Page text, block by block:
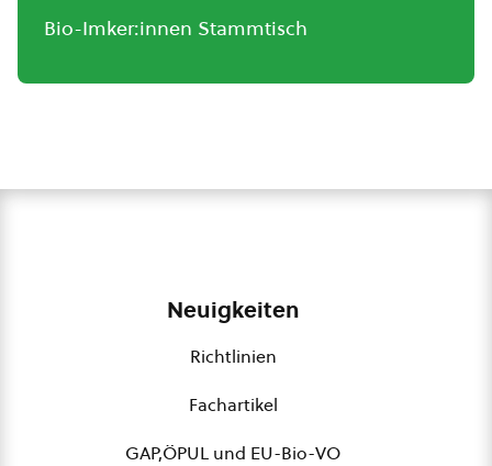
Bio-Imker:innen Stammtisch
Neuigkeiten
Richtlinien
Fachartikel
GAP,ÖPUL und EU-Bio-VO